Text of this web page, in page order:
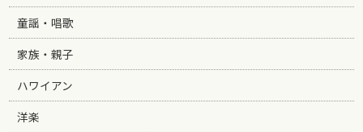
童謡・唱歌
家族・親子
ハワイアン
洋楽